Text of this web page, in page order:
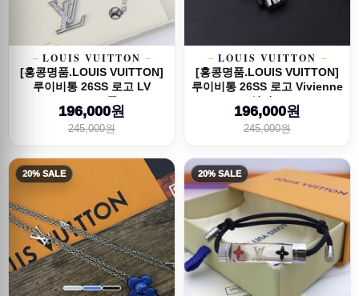
LOUIS VUITTON
[홍콩명품.LOUIS VUITTON]
루이비통 26SS 로고 LV
Vivienne 목...
196,000원
245,000원
LOUIS VUITTON
[홍콩명품.LOUIS VUITTON]
루이비통 26SS 로고 Vivienne
실버 ...
196,000원
245,000원
20% SALE 20% SALE